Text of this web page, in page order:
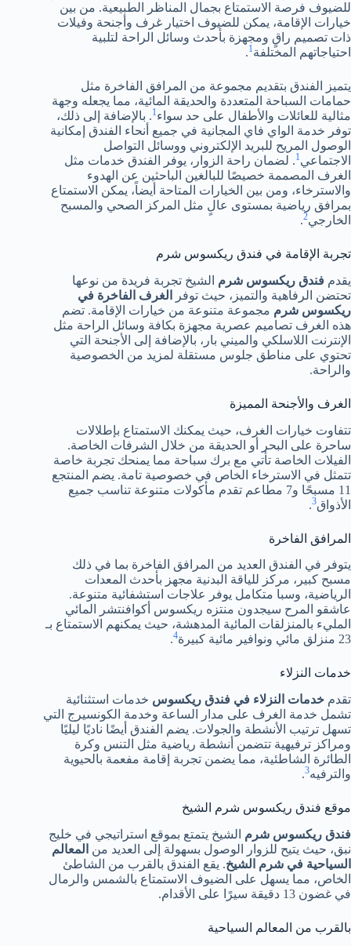
للضيوف فرصة الاستمتاع بجمال المناظر الطبيعية. من بين
خيارات الإقامة، يمكن للضيوف اختيار غرف وأجنحة وفيلات
ذات تصميم راقٍ ومجهزة بأحدث وسائل الراحة لتلبية
احتياجاتهم المختلفة1
.
يتميز الفندق بتقديم مجموعة من المرافق الفاخرة مثل
حمامات السباحة المتعددة والحديقة المائية، مما يجعله وجهة
مثالية للعائلات والأطفال على حد سواء1. بالإضافة إلى ذلك،
توفر خدمة الواي فاي المجانية في جميع أنحاء الفندق إمكانية
الوصول المريح للبريد الإلكتروني ووسائل التواصل
الاجتماعي1. لضمان راحة الزوار، يوفر الفندق خدمات مثل
الغرف المصممة خصيصًا للبالغين الباحثين عن الهدوء
والاسترخاء، ومن بين الخيارات المتاحة أيضاً، يمكن الاستمتاع
بمرافق رياضية بمستوى عالٍ مثل المركز الصحي والمسبح
الخارجي2
.
تجربة الإقامة في فندق ريكسوس شرم
يقدم فندق ريكسوس شرم الشيخ تجربة فريدة من نوعها
تحتضن الرفاهية والتميز، حيث توفر
الغرف الفاخرة في
ريكسوس شرم مجموعة متنوعة من خيارات الإقامة. تضم
هذه الغرف تصاميم عصرية مجهزة بكافة وسائل الراحة مثل
الإنترنت اللاسلكي والميني بار، بالإضافة إلى الأجنحة التي
تحتوي على مناطق جلوس مستقلة لمزيد من الخصوصية
والراحة.
الغرف والأجنحة المميزة
تتفاوت خيارات الغرف، حيث يمكنك الاستمتاع بإطلالات
ساحرة على البحر أو الحديقة من خلال الشرفات الخاصة.
الفيلات الخاصة تأتي مع برك سباحة مما يمنحك تجربة خاصة
تتمثل في الاسترخاء الخاص في خصوصية تامة. يضم المنتجع
11 مسبحًا و7 مطاعم تقدم مأكولات متنوعة تناسب جميع
الأذواق3
.
المرافق الفاخرة
يتوفر في الفندق العديد من المرافق الفاخرة بما في ذلك
مسبح كبير، مركز للياقة البدنية مجهز بأحدث المعدات
الرياضية، وسبا متكامل يوفر علاجات استشفائية متنوعة.
عاشقو المرح سيجدون منتزه ريكسوس أكوافنتشر المائي
المليء بالمنزلقات المائية المدهشة، حيث يمكنهم الاستمتاع بـ
23 منزلق مائي ونوافير مائية كبيرة
4
.
خدمات النزلاء
تقدم خدمات النزلاء في فندق ريكسوس خدمات استثنائية
تشمل خدمة الغرف على مدار الساعة وخدمة الكونسيرج التي
تسهل ترتيب الأنشطة والجولات. يضم الفندق أيضًا ناديًا ليليًا
ومراكز ترفيهية تتضمن أنشطة رياضية مثل التنس وكرة
الطائرة الشاطئية، مما يضمن تجربة إقامة مفعمة بالحيوية
والترفيه3
.
موقع فندق ريكسوس شرم الشيخ
فندق ريكسوس شرم الشيخ يتمتع بموقع استراتيجي في خليج
نبق، حيث يتيح للزوار الوصول بسهولة إلى العديد من المعالم
السياحية في شرم الشيخ. يقع الفندق بالقرب من الشاطئ
الخاص، مما يسهل على الضيوف الاستمتاع بالشمس والرمال
في غضون 13 دقيقة سيرًا على الأقدام.
بالقرب من المعالم السياحية